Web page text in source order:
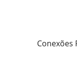
Conexões